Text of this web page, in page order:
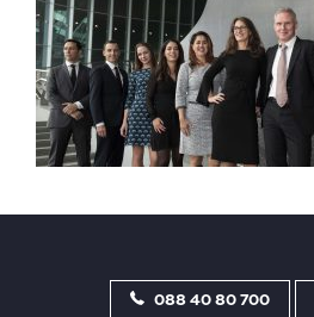
088 40 80 700